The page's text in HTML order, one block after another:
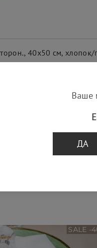
40х50 см, хлопок/
из ткани с принтом.
с добавлением
SALE -
Ваше
ДА